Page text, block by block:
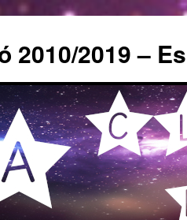
2010/2019 –